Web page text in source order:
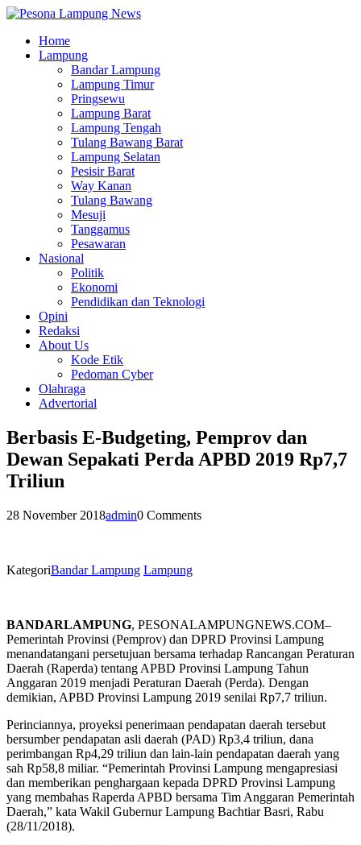
Home
Lampung
Bandar Lampung
Lampung Timur
Pringsewu
Lampung Barat
Lampung Tengah
Tulang Bawang Barat
Lampung Selatan
Pesisir Barat
Way Kanan
Tulang Bawang
Mesuji
Tanggamus
Pesawaran
Nasional
Politik
Ekonomi
Pendidikan dan Teknologi
Opini
Redaksi
About Us
Kode Etik
Pedoman Cyber
Olahraga
Advertorial
Berbasis E-Budgeting, Pemprov dan
Dewan Sepakati Perda APBD 2019 Rp7,7
Triliun
28 November 2018admin0 Comments
KategoriBandar Lampung Lampung
BANDARLAMPUNG, PESONALAMPUNGNEWS.COM–
Pemerintah Provinsi (Pemprov) dan DPRD Provinsi Lampung
menandatangani persetujuan bersama terhadap Rancangan Peraturan
Daerah (Raperda) tentang APBD Provinsi Lampung Tahun
Anggaran 2019 menjadi Peraturan Daerah (Perda). Dengan
demikian, APBD Provinsi Lampung 2019 senilai Rp7,7 triliun.
Perinciannya, proyeksi penerimaan pendapatan daerah tersebut
bersumber pendapatan asli daerah (PAD) Rp3,4 triliun, dana
perimbangan Rp4,29 triliun dan lain-lain pendapatan daerah yang
sah Rp58,8 miliar. “Pemerintah Provinsi Lampung mengapresiasi
dan memberikan penghargaan kepada DPRD Provinsi Lampung
yang membahas Raperda APBD bersama Tim Anggaran Pemerintah
Daerah,” kata Wakil Gubernur Lampung Bachtiar Basri, Rabu
(28/11/2018).